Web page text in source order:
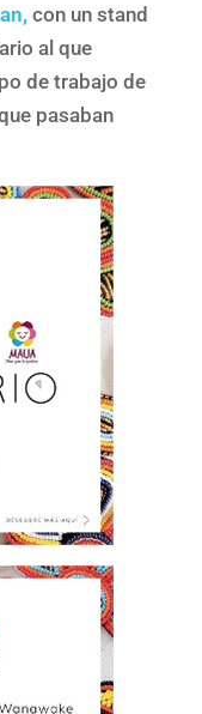
con un stand
al que
de trabajo de
pasaban